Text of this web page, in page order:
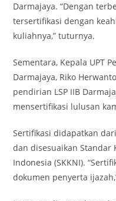
Darmajaya. “Dengan
tersertifikasi dengan
kuliahnya,” tuturnya.
Sementara, Kepala UPT
Darmajaya, Riko
pendirian LSP IIB
mensertifikasi lulusan
Sertifikasi didapatkan
dan disesuaikan Standar
Indonesia (SKKNI).
dokumen penyerta